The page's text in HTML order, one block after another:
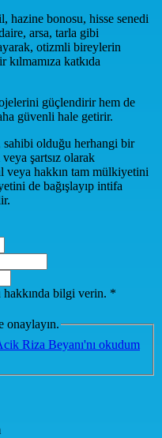
hazine bonosu, hisse senedi
arsa, tarla gibi
otizmli bireylerin
katkıda
güçlendirir hem de
güvenli hale getirir.
sahibi olduğu herhangi bir
veya şartsız olarak
veya hakkın tam mülkiyetini
de bağışlayıp intifa
bilgi verin. *
onaylayın.
Riza Beyanı'nı okudum